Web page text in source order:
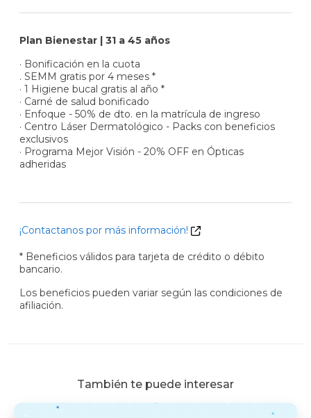
Plan Bienestar | 31 a 45 años
· Bonificación en la cuota
. SEMM gratis por 4 meses *
· 1 Higiene bucal gratis al año *
· Carné de salud bonificado
· Enfoque - 50% de dto. en la matrícula de ingreso
· Centro Láser Dermatológico - Packs con beneficios
exclusivos
· Programa Mejor Visión - 20% OFF en Ópticas
adheridas
¡Contactanos por más información!
* Beneficios válidos para tarjeta de crédito o débito
bancario.
Los beneficios pueden variar según las condiciones de
afiliación.
También te puede interesar